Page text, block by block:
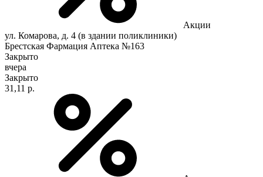
Акции
ул. Комарова, д. 4 (в здании поликлиники)
Брестская Фармация Аптека №163
Закрыто
вчера
Закрыто
31,11 р.